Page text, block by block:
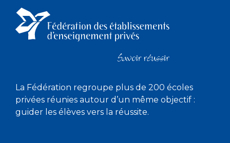
La Fédération regroupe plus de 200 écoles
privées réunies autour d’un même objectif :
guider les élèves vers la réussite.